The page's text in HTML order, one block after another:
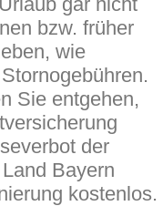
gar nicht
bzw. früher
wie
Sie entgehen,
der
Bayern
kostenlos.